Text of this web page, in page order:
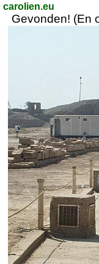
carolien.eu
Gevonden! (En